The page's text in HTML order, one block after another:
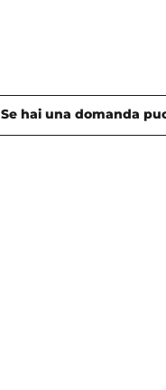
Se hai una domanda